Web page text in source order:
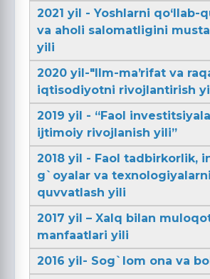
2021 yil - Yoshlarni qo‘llab-
va aholi salomatligini
yili
2020 yil-"Ilm-maʼrifat va
iqtisodiyotni rivojlantirish
2019 yil - “Faol
ijtimoiy rivojlanish yili”
2018 yil - Faol tadbirkorlik,
g`oyalar va
quvvatlash yili
2017 yil – Xalq bilan
manfaatlari yili
2016 yil- Sog`lom ona va